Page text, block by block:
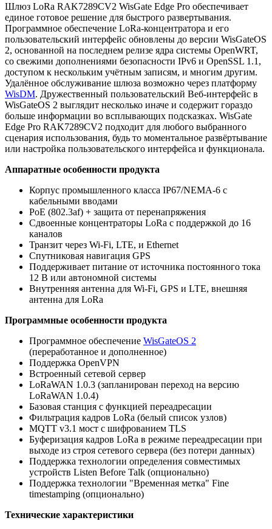
Шлюз LoRa RAK7289CV2 WisGate Edge Pro обеспечивает
единое готовое решение для быстрого развертывания.
Программное обеспечение LoRa-концентратора и его
пользовательский интерфейс обновлены до версии WisGateOS
2, основанной на последнем релизе ядра системы OpenWRT,
со свежими дополнениями безопасности IPv6 и OpenSSL 1.1,
доступом к нескольким учётным записям, и многим другим.
Удалённое обслуживание шлюза возможно через платформу
WisDM. Дружественный пользовательский Веб-интерфейс в
WisGateOS 2 выглядит несколько иначе и содержит гораздо
больше информации во всплывающих подсказках. WisGate
Edge Pro RAK7289CV2 подходит для любого выбранного
сценария использования, будь то моментальное развёртывание
или настройка пользовательского интерфейса и функционала.
Аппаратные особенности продукта
Корпус промышленного класса IP67/NEMA-6 с
кабельными вводами
PoE (802.3af) + защита от перенапряжения
Сдвоенные концентраторы LoRa с поддержкой до 16
каналов
Транзит через Wi-Fi, LTE, и Ethernet
Спутниковая навигация GPS
Поддерживает питание от источника постоянного тока
12 В или автономной системы
Внутренняя антенна для Wi-Fi, GPS и LTE, внешняя
антенна для LoRa
Программные особенности продукта
Программное обеспечение WisGateOS 2
(переработанное и дополненное)
Поддержка OpenVPN
Встроенный сетевой сервер
LoRaWAN 1.0.3 (запланирован переход на версию
LoRaWAN 1.0.4)
Базовая станция с функцией переадресации
Фильтрация кадров LoRa (белый список узлов)
MQTT v3.1 мост с шифрованием TLS
Буферизация кадров LoRa в режиме переадресации при
выходе из строя сетевого сервера (без потери данных)
Поддержка технологии определения совместимых
устройств Listen Before Talk (опционально)
Поддержка технологии "Временная метка" Fine
timestamping (опционально)
Технические характеристики